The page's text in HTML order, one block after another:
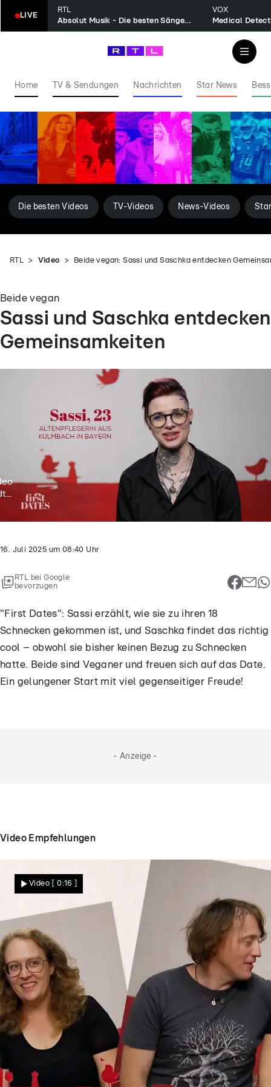
LIVE
RTL
Absolut Musik - Die besten Sänger aller Zeiten
VOX
Home TV & Sendungen Nachrichten Star News
Die besten Videos TV-Videos News-Videos
RTL Video Beide vegan: Sassi und Saschka entdecken
Beide vegan
Sassi und Saschka entdecken
Gemeinsamkeiten
16. Juli 2025 um 08:40 Uhr
RTL bei Google
bevorzugen
"First Dates": Sassi erzählt, wie sie zu ihren 18
Schnecken gekommen ist, und Saschka findet das richtig
cool – obwohl sie bisher keinen Bezug zu Schnecken
hatte. Beide sind Veganer und freuen sich auf das Date.
Ein gelungener Start mit viel gegenseitiger Freude!
- Anzeige -
Video Empfehlungen
Video [ 0:16 ]